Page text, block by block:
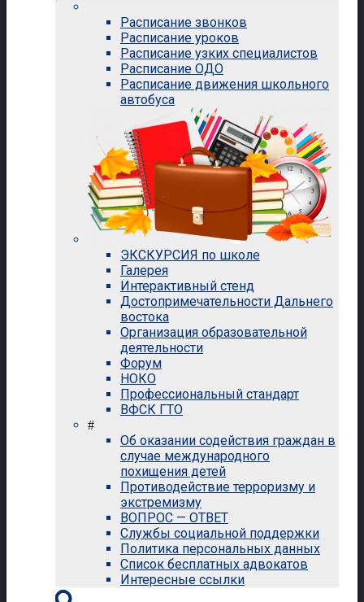
Расписание звонков
Расписание уроков
Расписание узких специалистов
Расписание ОДО
Расписание движения школьного
автобуса
ЭКСКУРСИЯ по школе
Галерея
Интерактивный стенд
Достопримечательности Дальнего
востока
Организация образовательной
деятельности
Форум
НОКО
Профессиональный стандарт
ВФСК ГТО
#
Об оказании содействия граждан в
случае международного
похищения детей
Противодействие терроризму и
экстремизму
ВОПРОС — ОТВЕТ
Службы социальной поддержки
Политика персональных данных
Список бесплатных адвокатов
Интересные ссылки